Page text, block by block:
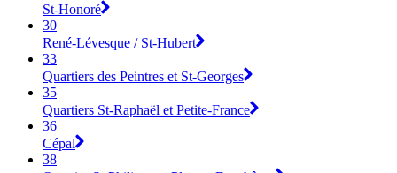
St-Honoré
30
René-Lévesque / St-Hubert
33
Quartiers des Peintres et St-Georges
35
Quartiers St-Raphaël et Petite-France
36
Cépal
38